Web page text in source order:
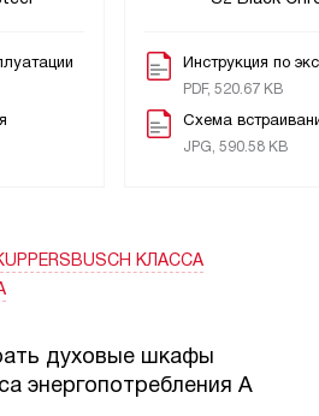
кнопки и ручки понятны с
копаюсь в инструкциях. Чистка
поверхность снимается легко,
приготовлении нескольких блюд
стал для меня надёжным
тем, кто ценит
Инструкция по
PDF, 520.67 KB
Схема
JPG, 590.58 KB
КЛАССА
духовые шкафы
энергопотребления А